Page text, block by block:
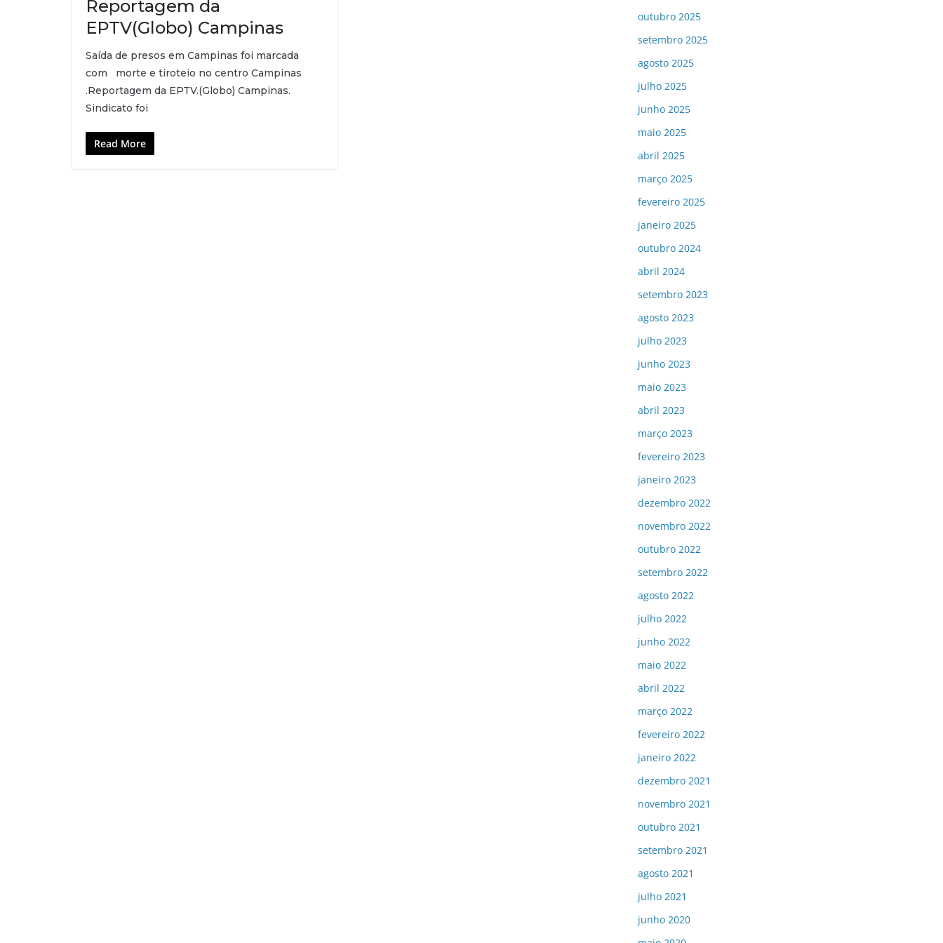
Reportagem da
EPTV(Globo) Campinas
Saída de presos em Campinas foi marcada
com morte e tiroteio no centro Campinas
.Reportagem da EPTV.(Globo) Campinas.
Sindicato foi
Read More
outubro 2025
setembro 2025
agosto 2025
julho 2025
junho 2025
maio 2025
abril 2025
março 2025
fevereiro 2025
janeiro 2025
outubro 2024
abril 2024
setembro 2023
agosto 2023
julho 2023
junho 2023
maio 2023
abril 2023
março 2023
fevereiro 2023
janeiro 2023
dezembro 2022
novembro 2022
outubro 2022
setembro 2022
agosto 2022
julho 2022
junho 2022
maio 2022
abril 2022
março 2022
fevereiro 2022
janeiro 2022
dezembro 2021
novembro 2021
outubro 2021
setembro 2021
agosto 2021
julho 2021
junho 2020